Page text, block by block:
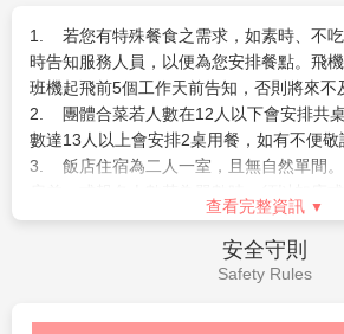
6.
若因不可抗力或不可歸責於旅行業之
排、天候、交通…等因素 )，部份景點可能
隊/導遊安排調整。
7.
若您有特殊餐食之需求，如素時、不
時告知服務人員，以便為您安排餐點。飛機
班機起飛前７個工作天前告知，否則將來
若您無法參加行程中部分項目，如SPA
恕不適用於團體行程)，若於當地
可退費之活動以旅行社定義為準。此部分
1. 若您有特殊餐食之需求，如素時、不
時告知服務人員，以便為您安排餐點。飛
班機起飛前5個工作天前告知，否則將來不
2. 團體合菜若人數在12人以下會安排共
數達13人以上會安排2桌用餐，如有不便敬
3. 飯店住宿為二人一室，且無自然單間。
4. 國外飯店大多為1張床房間。您可事先
需視當天飯店住房狀況，確認是否給房。
部份飯店大床房為升等房型，需加收房費差
都可以加床，若飯店可以加床則是在地上
查看完整資訊
安全守則
Safety Rules